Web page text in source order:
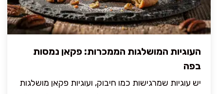
העוגיות המושלגות הממכרות: פקאן נמסות
בפה
יש עוגיות שמרגישות כמו חיבוק, ועוגיות פקאן מושלגות